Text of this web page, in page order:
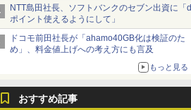
NTT島田社長、ソフトバンクのセブン出資に「d
ポイント使えるようにして」
ドコモ前田社長が「ahamo40GB化は検証のた
め」、料金値上げへの考え方にも言及
もっと見る
おすすめ記事